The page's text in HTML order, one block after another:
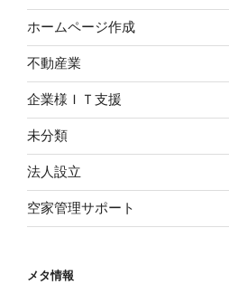
ホームページ作成
不動産業
企業様ＩＴ支援
未分類
法人設立
空家管理サポート
メタ情報